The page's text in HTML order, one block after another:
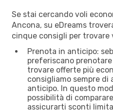
Se stai cercando voli
Ancona, su eDreams
cinque consigli per trovare
Prenota in anticipo:
preferiscano
trovare offerte più
consigliamo sempre
anticipo. In questo
possibilità di
assicurarti sconti